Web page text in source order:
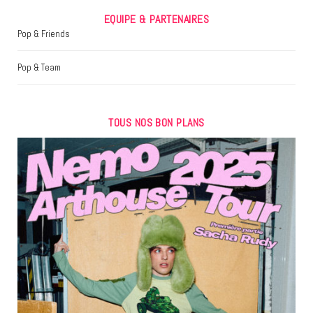
EQUIPE & PARTENAIRES
Pop & Friends
Pop & Team
TOUS NOS BON PLANS